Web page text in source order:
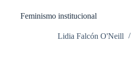
Feminismo institucional
Lidia Falcón O'Neill